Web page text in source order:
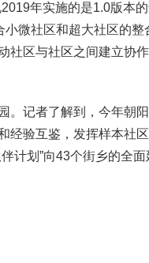
年实施的是1.0版本
小微社区和超大社区的
社区与社区之间建立协
。记者了解到，今年朝
经验互鉴，发挥样本社
计划”向43个街乡的全